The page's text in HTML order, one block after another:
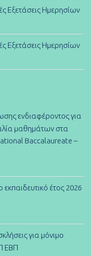
Εξετάσεις Ημερησίων
Εξετάσεις Ημερησίων
ενδιαφέροντος για
μαθημάτων στα
Baccalaureate –
έτος 2026
για μόνιμο
ΕΒΠ